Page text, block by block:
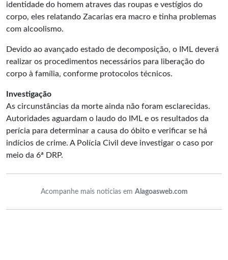
identidade do homem atraves das roupas e vestígios do
corpo, eles relatando Zacarias era macro e tinha problemas
com alcoolismo.
Devido ao avançado estado de decomposição, o IML deverá
realizar os procedimentos necessários para liberação do
corpo à família, conforme protocolos técnicos.
Investigação
As circunstâncias da morte ainda não foram esclarecidas.
Autoridades aguardam o laudo do IML e os resultados da
perícia para determinar a causa do óbito e verificar se há
indícios de crime. A Polícia Civil deve investigar o caso por
meio da 6ª DRP.
Acompanhe mais notícias em Alagoasweb.com